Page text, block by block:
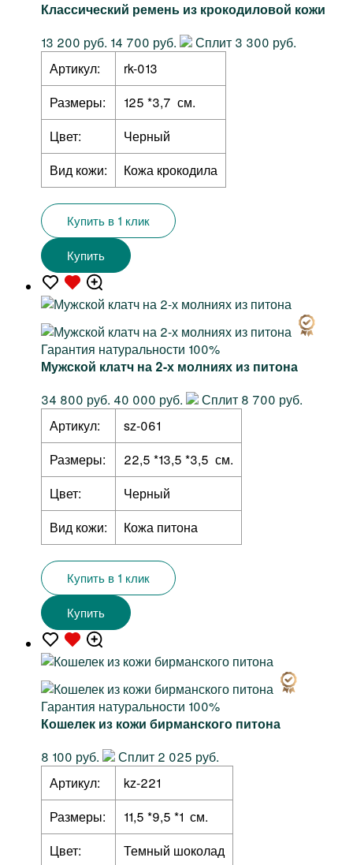
Классический ремень из крокодиловой кожи
13 200 руб. 14 700 руб.
Сплит 3 300 руб.
Артикул:
rk-013
Размеры:
125 *3,7 см.
Цвет:
Черный
Вид кожи:
Кожа крокодила
Купить в 1 клик
Купить
Гарантия натуральности 100%
Мужской клатч на 2-х молниях из питона
34 800 руб. 40 000 руб.
Сплит 8 700 руб.
Артикул:
sz-061
Размеры:
22,5 *13,5 *3,5 см.
Цвет:
Черный
Вид кожи:
Кожа питона
Купить в 1 клик
Купить
Гарантия натуральности 100%
Кошелек из кожи бирманского питона
8 100 руб.
Сплит 2 025 руб.
Артикул:
kz-221
Размеры:
11,5 *9,5 *1 см.
Цвет:
Темный шоколад